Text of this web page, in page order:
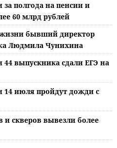
за полгода на пенсии и
60 млрд рублей
бывший директор
Людмила Чунихина
44 выпускника сдали ЕГЭ на
14 июля пройдут дожди с
и скверов вывезли более